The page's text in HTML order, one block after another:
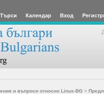
Търси Календар Вход
и въпроси относно Linux-BG >